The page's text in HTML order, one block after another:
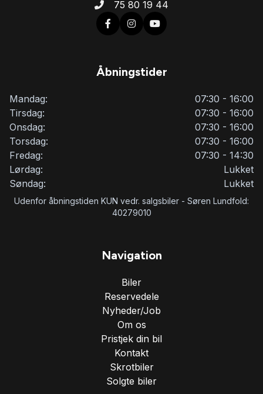
75 80 19 44
Åbningstider
Mandag:
07:30 - 16:00
Tirsdag:
07:30 - 16:00
Onsdag:
07:30 - 16:00
Torsdag:
07:30 - 16:00
Fredag:
07:30 - 14:30
Lørdag:
Lukket
Søndag:
Lukket
Udenfor åbningstiden KUN vedr. salgsbiler - Søren Lundfold:
40279010
Navigation
Biler
Reservedele
Nyheder/Job
Om os
Pristjek din bil
Kontakt
Skrotbiler
Solgte biler